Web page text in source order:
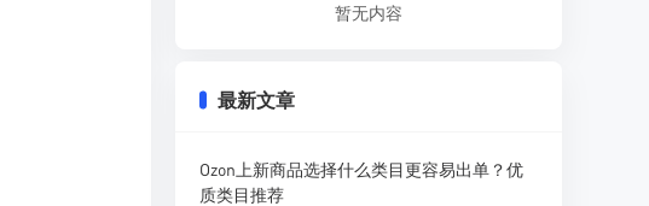
暂无内容
最新文章
Ozon上新商品选择什么类目更容易出单？优
质类目推荐